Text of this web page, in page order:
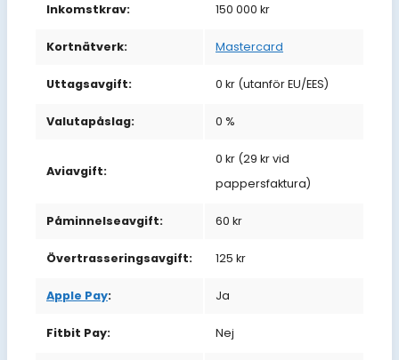
Inkomstkrav: 150 000 kr
Kortnätverk: Mastercard
Uttagsavgift: 0 kr (utanför EU/EES)
Valutapåslag: 0 %
Aviavgift:
0 kr (29 kr vid
pappersfaktura)
Påminnelseavgift: 60 kr
Övertrasseringsavgift: 125 kr
Apple Pay: Ja
Fitbit Pay: Nej